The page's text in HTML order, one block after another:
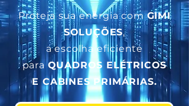
Proteja sua energia comGIMI
SOLUÇÕES,
a escolha eficiente
paraQUADROS ELÉTRICOS
E CABINES PRIMÁRIAS.